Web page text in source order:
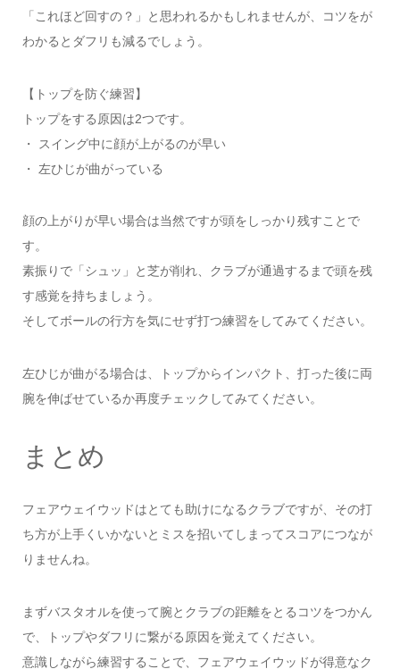
「これほど回すの？」と思われるかもしれませんが、コツをが
わかるとダフリも減るでしょう。
【トップを防ぐ練習】
トップをする原因は2つです。
・ スイング中に顔が上がるのが早い
・ 左ひじが曲がっている
顔の上がりが早い場合は当然ですが頭をしっかり残すことで
す。
素振りで「シュッ」と芝が削れ、クラブが通過するまで頭を残
す感覚を持ちましょう。
そしてボールの行方を気にせず打つ練習をしてみてください。
左ひじが曲がる場合は、トップからインパクト、打った後に両
腕を伸ばせているか再度チェックしてみてください。
まとめ
フェアウェイウッドはとても助けになるクラブですが、その打
ち方が上手くいかないとミスを招いてしまってスコアにつなが
りませんね。
まずバスタオルを使って腕とクラブの距離をとるコツをつかん
で、トップやダフリに繋がる原因を覚えてください。
意識しながら練習することで、フェアウェイウッドが得意なク